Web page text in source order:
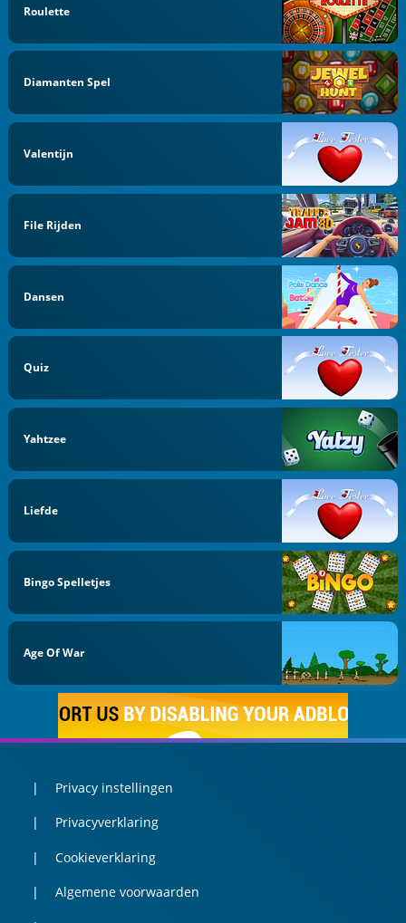
Roulette
Diamanten Spel
Valentijn
File Rijden
Dansen
Quiz
Yahtzee
Liefde
Bingo Spelletjes
Age Of War
Privacy instellingen
Privacyverklaring
Cookieverklaring
Algemene voorwaarden